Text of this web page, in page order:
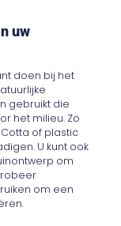
uw
doen bij het
gebruikt die
het milieu. Zo
of plastic
U kunt ook
om
om een